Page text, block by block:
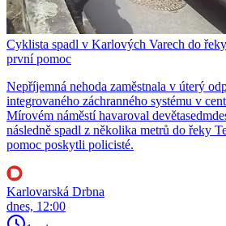
Cyklista spadl v Karlových Varech do
první pomoc
Nepříjemná nehoda zaměstnala v úterý
integrovaného záchranného systému v
Mírovém náměstí havaroval
následně spadl z několika metrů do řeky
pomoc poskytli policisté.
Karlovarská Drbna
dnes, 12:00